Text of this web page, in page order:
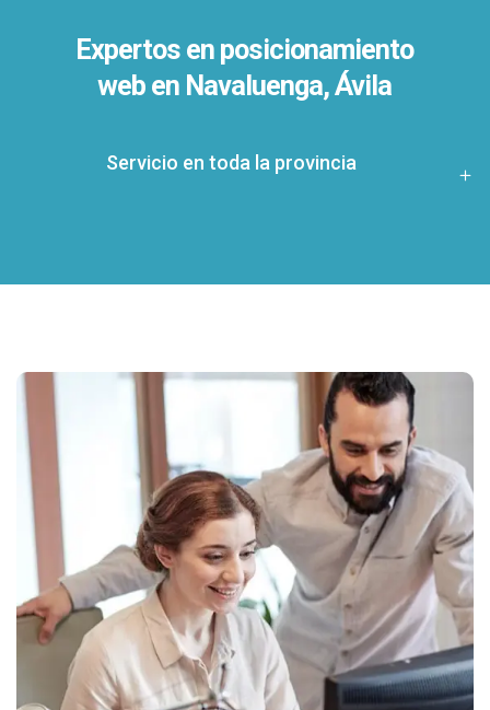
Expertos en posicionamiento
web en Navaluenga, Ávila
Servicio en toda la provincia